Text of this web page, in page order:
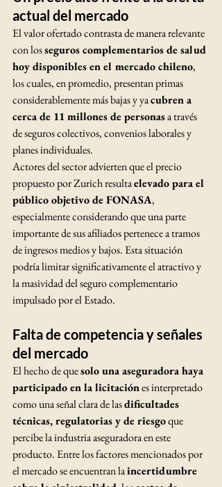
actual del mercado
El valor ofertado contrasta de manera relevante
con los seguros complementarios de salud
hoy disponibles en el mercado chileno,
los cuales, en promedio, presentan primas
considerablemente más bajas y ya cubren a
cerca de 11 millones de personas a través
de seguros colectivos, convenios laborales y
planes individuales.
Actores del sector advierten que el precio
propuesto por Zurich resulta elevado para el
público objetivo de FONASA,
especialmente considerando que una parte
importante de sus afiliados pertenece a tramos
de ingresos medios y bajos. Esta situación
podría limitar significativamente el atractivo y
la masividad del seguro complementario
impulsado por el Estado.
Falta de competencia y señales
del mercado
El hecho de que solo una aseguradora haya
participado en la licitación es interpretado
como una señal clara de las dificultades
técnicas, regulatorias y de riesgo que
percibe la industria aseguradora en este
producto. Entre los factores mencionados por
el mercado se encuentran la incertidumbre